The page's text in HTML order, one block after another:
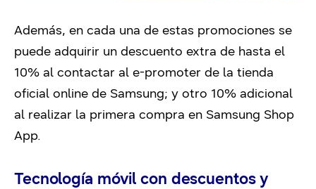
Además, en cada una de estas promociones se
puede adquirir un descuento extra de hasta el
10% al contactar al e-promoter de la tienda
oficial online de Samsung; y otro 10% adicional
al realizar la primera compra en Samsung Shop
App.
Tecnología móvil con descuentos y